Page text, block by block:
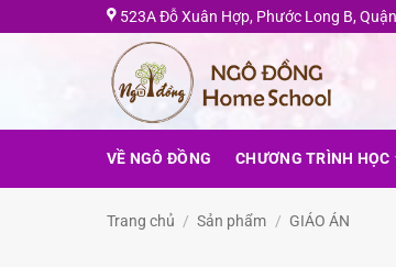
qua
523A Đỗ Xuân Hợp, Phước Long B,
VỀ NGÔ ĐỒNG CHƯƠNG TRÌNH HỌC
Trang chủ / Sản phẩm / GIÁO ÁN